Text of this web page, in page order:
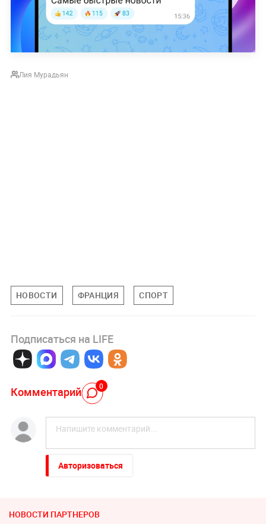
Лия Мурадьян
НОВОСТИ ФРАНЦИЯ СПОРТ
Подписаться на LIFE
Комментарий 0
Авторизоваться
НОВОСТИ ПАРТНЕРОВ